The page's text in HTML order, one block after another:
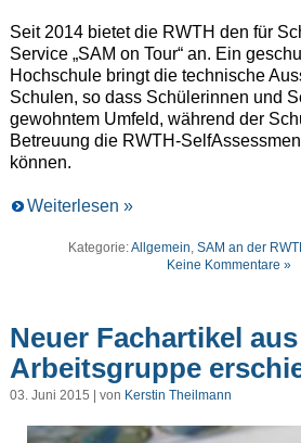
Seit 2014 bietet die RWTH den für
Service „SAM on Tour“ an. Ein
Hochschule bringt die technische
Schulen, so dass Schülerinnen und
gewohntem Umfeld, während der
Betreuung die RWTH-
können.
Weiterlesen »
Kategorie:Allgemein, SAM an der
Keine Kommentare »
Neuer Fachartikel
Arbeitsgruppe
03. Juni 2015 | von Kerstin Theilmann